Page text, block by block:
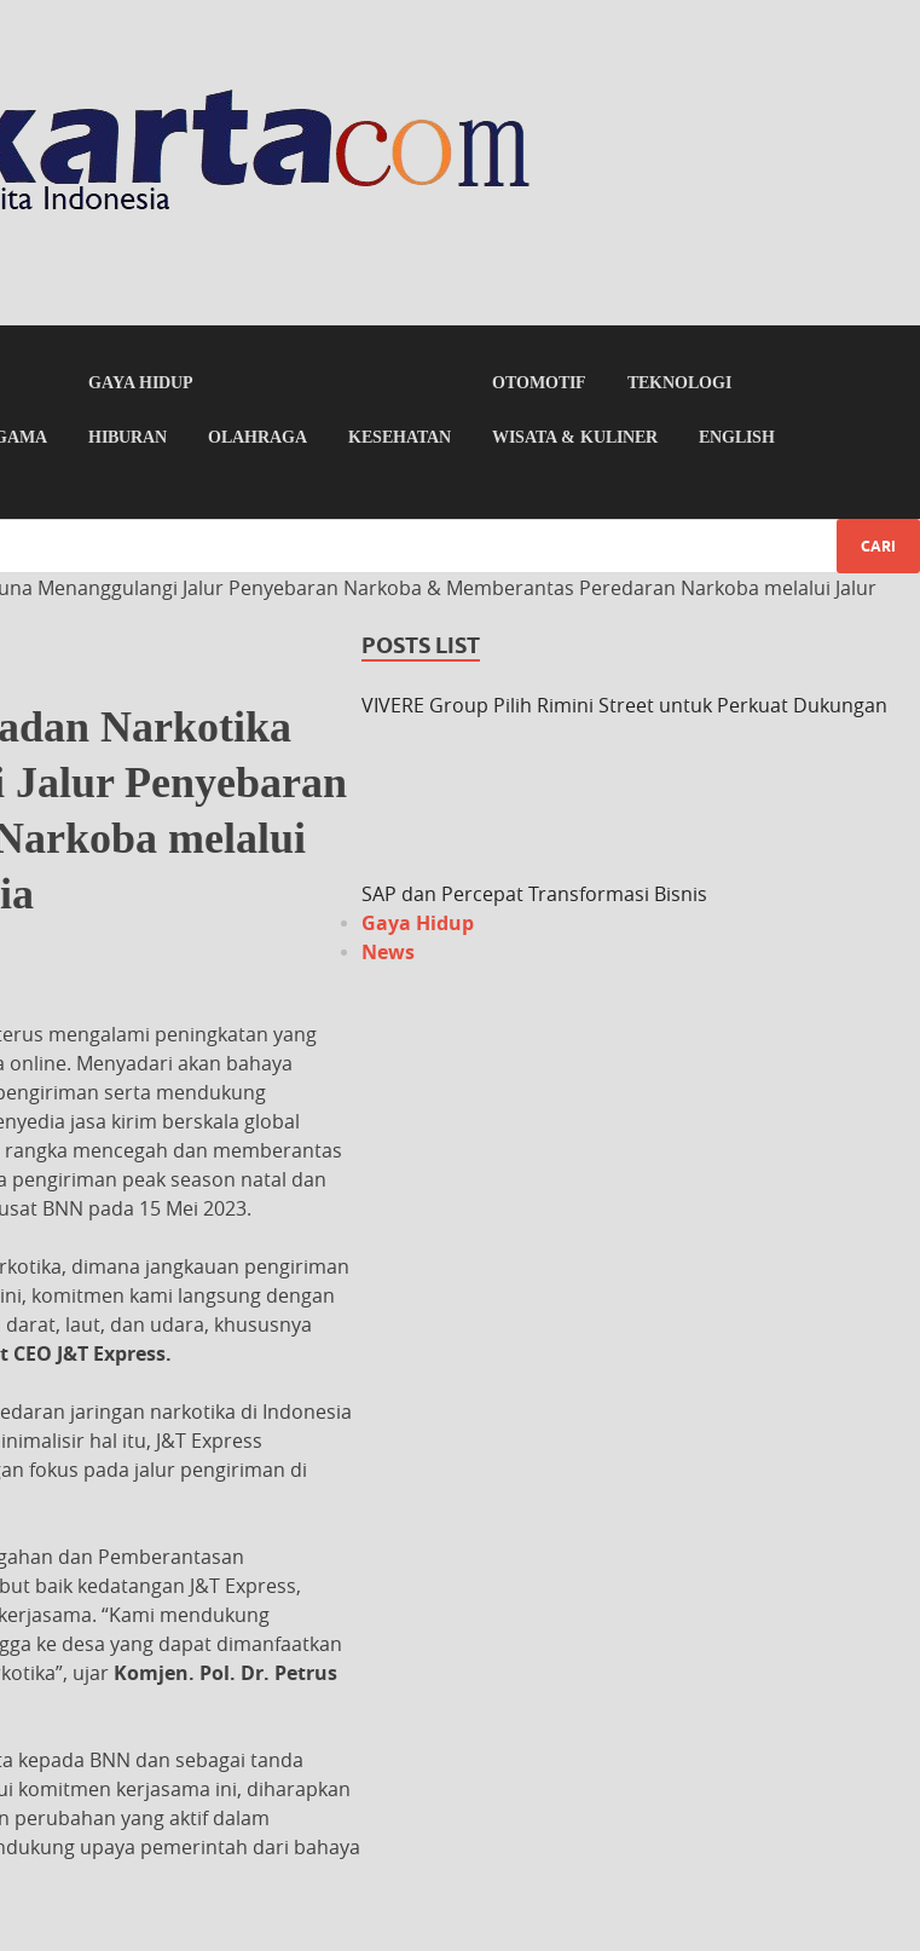
GAYA HIDUP
HIBURAN OLAHRAGA KESEHATAN
OTOMOTIF TEKNOLOGI
WISATA & KULINER ENGLISH
Menanggulangi Jalur Penyebaran Narkoba & Memberantas Peredaran Narkoba melalui Jalur
Narkotika
Penyebaran
melalui
mengalami peningkatan yang
Menyadari akan bahaya
serta mendukung
jasa kirim berskala global
mencegah dan memberantas
peak season natal dan
BNN pada 15 Mei 2023.
dimana jangkauan pengiriman
komitmen kami langsung dengan
laut, dan udara, khususnya
J&T Express.
jaringan narkotika di Indonesia
hal itu, J&T Express
fokus pada jalur pengiriman di
dan Pemberantasan
baik kedatangan J&T Express,
“Kami mendukung
ke desa yang dapat dimanfaatkan
ujar Komjen. Pol. Dr. Petrus
kepada BNN dan sebagai tanda
komitmen kerjasama ini, diharapkan
perubahan yang aktif dalam
upaya pemerintah dari bahaya
POSTS LIST
VIVERE Group Pilih Rimini Street untuk Perkuat Dukungan
SAP dan Percepat Transformasi Bisnis
Gaya Hidup
News